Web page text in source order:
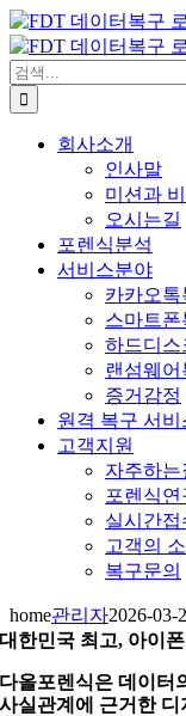
콘
텐
츠
로
건
검
색:
회사소개
인사말
미션과
오시는길
포렌식분석
서비스분야
카카오톡
스마트폰
하드디스
랜섬웨어
증거감정
원격 복구 서비
고객지원
자주하는
포렌식연
실시간
고객의 소
복구문의
home관리자2026-03-
대한민국 최고, 아이
다올포렌식은 데이터
사실관계에 근거한 디